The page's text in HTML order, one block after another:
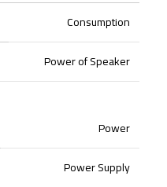
Consumption
Power of Speaker
Power
Power Supply